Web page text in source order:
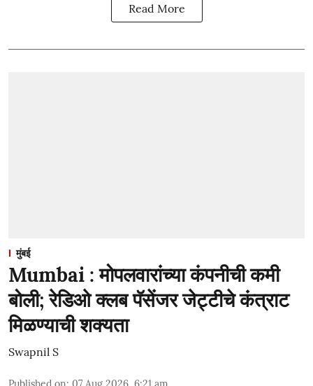
Read More
मुंबई
Mumbai : मोपलवारांच्या कंपनीची कमी
बोली; रेडिओ क्लब पॅसेंजर जेट्टीचे कंत्राट
मिळण्याची शक्यता
Swapnil S